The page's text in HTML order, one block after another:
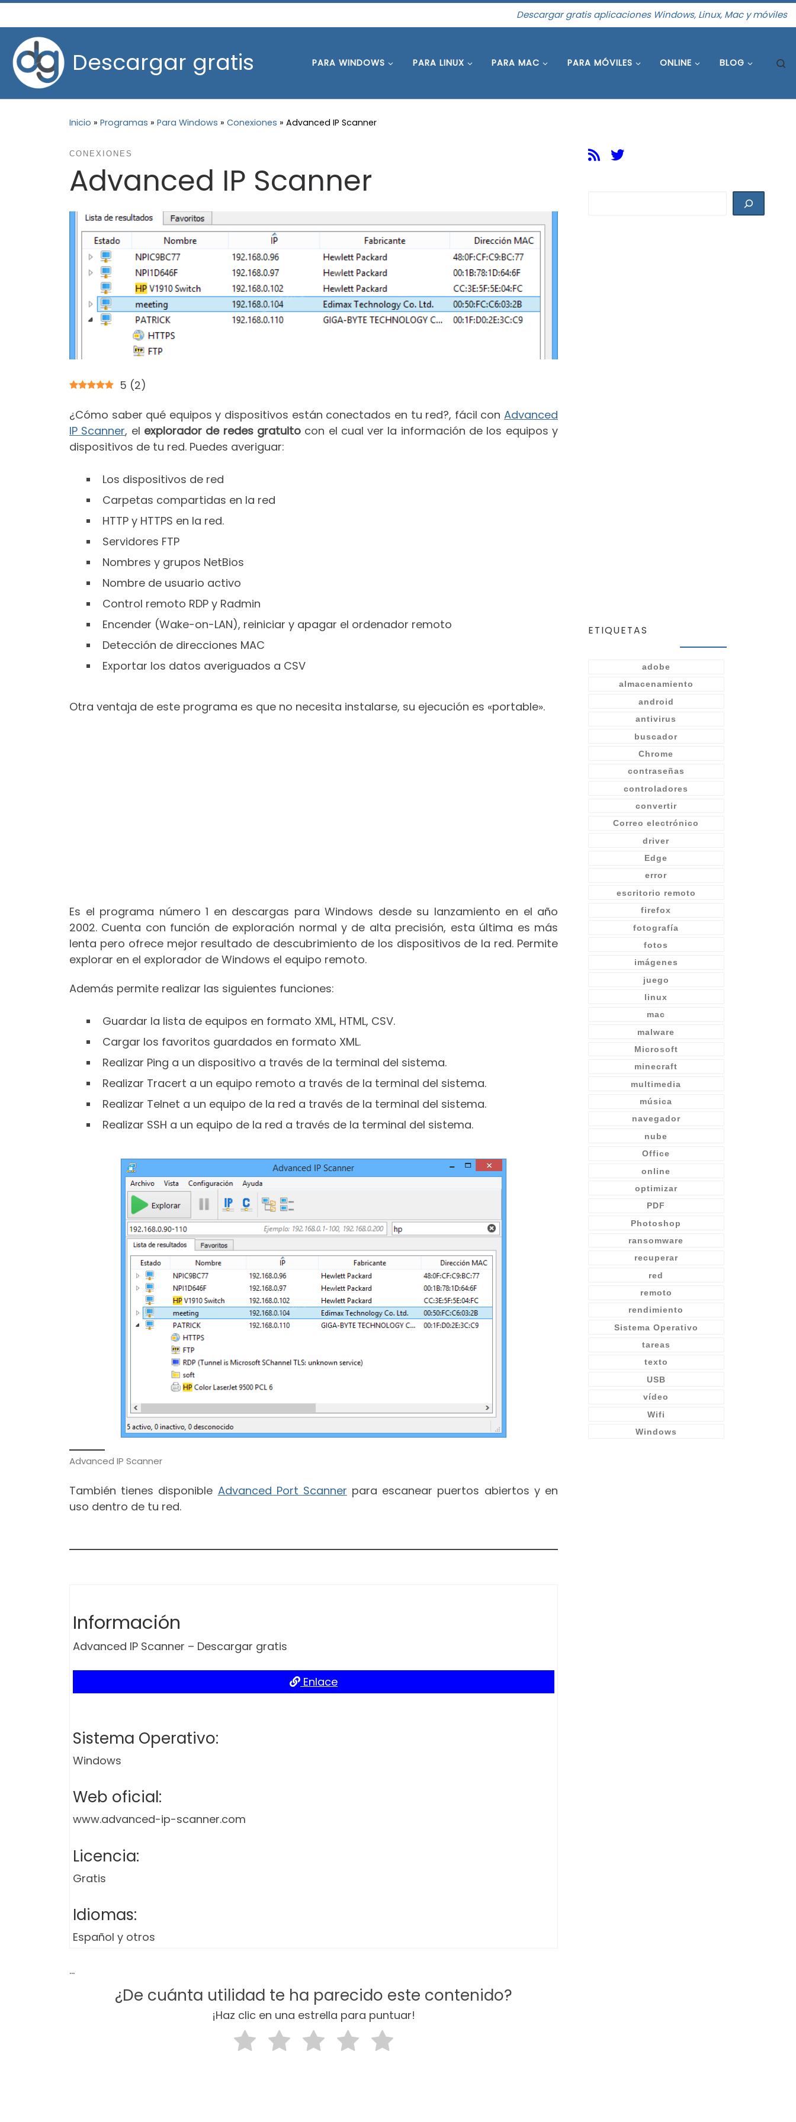
Descargar gratis aplicaciones Windows, Linux, Mac y móviles
Descargar gratis PARA WINDOWS PARA LINUX PARA MAC PARA MÓVILES ONLINE BLOG
Inicio » Programas » Para Windows » Conexiones » Advanced IP Scanner
CONEXIONES
Advanced IP Scanner
5 (2)
¿Cómo saber qué equipos y dispositivos están conectados en tu red?, fácil con Advanced
IP Scanner, el explorador de redes gratuitocon el cual ver la información de los equipos y
dispositivos de tu red. Puedes averiguar:
Los dispositivos de red
Carpetas compartidas en la red
HTTP y HTTPS en la red.
Servidores FTP
Nombres y grupos NetBios
Nombre de usuario activo
Control remoto RDP y Radmin
Encender (Wake-on-LAN), reiniciar y apagar el ordenador remoto
Detección de direcciones MAC
Exportar los datos averiguados a CSV
Otra ventaja de este programa es que no necesita instalarse, su ejecución es «portable».
Es el programa número 1 en descargas para Windows desde su lanzamiento en el año
2002. Cuenta con función de exploración normal y de alta precisión, esta última es más
lenta pero ofrece mejor resultado de descubrimiento de los dispositivos de la red. Permite
explorar en el explorador de Windows el equipo remoto.
Además permite realizar las siguientes funciones:
Guardar la lista de equipos en formato XML, HTML, CSV.
Cargar los favoritos guardados en formato XML.
Realizar Ping a un dispositivo a través de la terminal del sistema.
Realizar Tracert a un equipo remoto a través de la terminal del sistema.
Realizar Telnet a un equipo de la red a través de la terminal del sistema.
Realizar SSH a un equipo de la red a través de la terminal del sistema.
Advanced IP Scanner
También tienes disponible Advanced Port Scanner para escanear puertos abiertos y en
uso dentro de tu red.
Información
Advanced IP Scanner – Descargar gratis
Enlace
Sistema Operativo:
Windows
Web oficial:
www.advanced-ip-scanner.com
Licencia:
Gratis
Idiomas:
Español y otros
…
¿De cuánta utilidad te ha parecido este contenido?
¡Haz clic en una estrella para puntuar!
ETIQUETAS
adobe
almacenamiento
android
antivirus
buscador
Chrome
contraseñas
controladores
convertir
Correo electrónico
driver
Edge
error
escritorio remoto
firefox
fotografía
fotos
imágenes
juego
linux
mac
malware
Microsoft
minecraft
multimedia
música
navegador
nube
Office
online
optimizar
PDF
Photoshop
ransomware
recuperar
red
remoto
rendimiento
Sistema Operativo
tareas
texto
USB
vídeo
Wifi
Windows